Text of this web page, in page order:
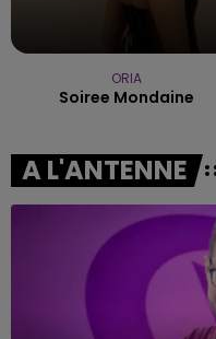
ORIA
Soiree Mondaine
A L'ANTENNE